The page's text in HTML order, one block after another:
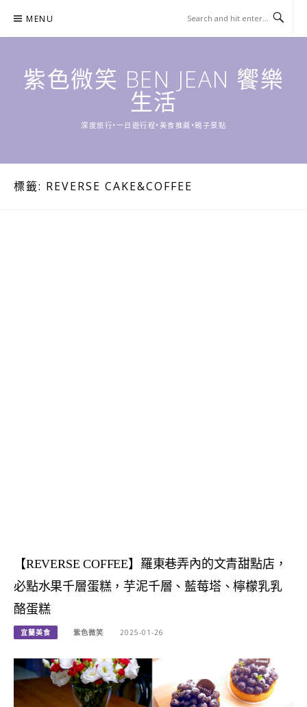
content
MENU
紫色微笑 BEN JEAN 饗樂
生活
深度旅行•一日遊行程•美食推薦•親子景點
標籤: REVERSE CAKE&COFFEE
【REVERSE COFFEE】羅東巷弄內的文青甜點店，
必點水果千層蛋糕，芋泥千層、藍莓塔、檸檬乳乳
酪蛋糕
宜蘭美食 紫色微笑 2025-01-26